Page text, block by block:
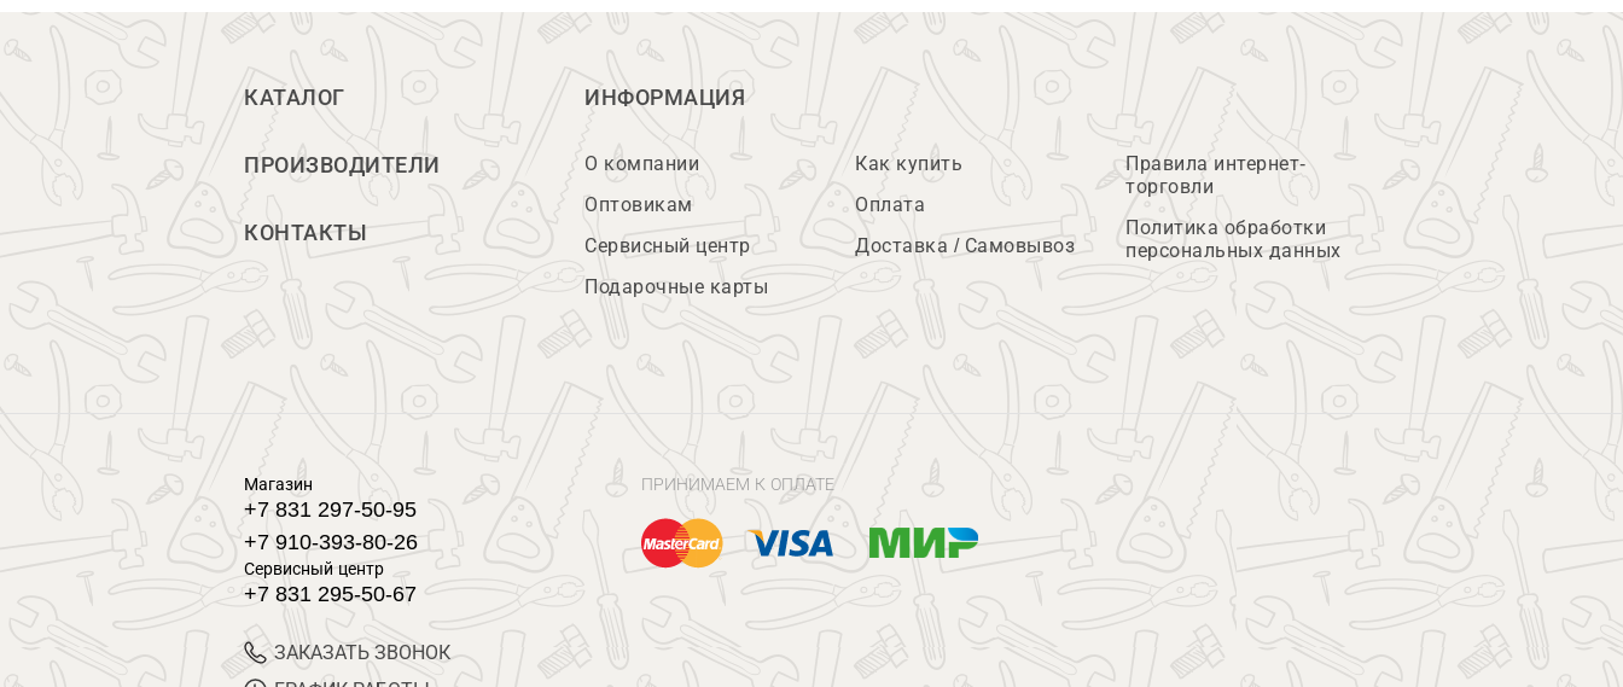
КАТАЛОГ
ПРОИЗВОДИТЕЛИ
КОНТАКТЫ
ИНФОРМАЦИЯ
О компании
Оптовикам
Сервисный центр
Подарочные карты
Как купить
Оплата
Доставка / Самовывоз
Правила интернет-
торговли
Политика обработки
персональных данных
Магазин
+7 831 297-50-95
+7 910-393-80-26
Сервисный центр
+7 831 295-50-67
ЗАКАЗАТЬ ЗВОНОК
ПРИНИМАЕМ К ОПЛАТЕ